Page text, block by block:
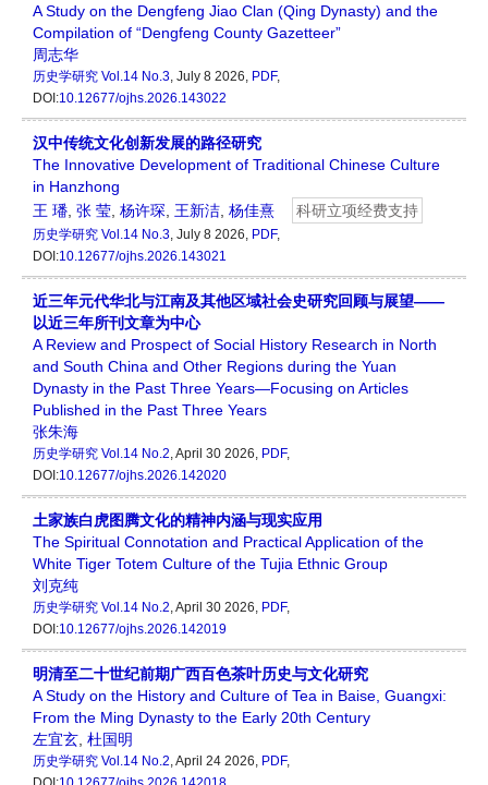
A Study on the Dengfeng Jiao Clan (Qing Dynasty) and the
Compilation of “Dengfeng County Gazetteer”
周志华
历史学研究 Vol.14 No.3, July 8 2026, PDF,
DOI:10.12677/ojhs.2026.143022
汉中传统文化创新发展的路径研究
The Innovative Development of Traditional Chinese Culture
in Hanzhong
王 璠 张 莹 杨许琛 王新洁 杨佳熹 科研立项经费支持
历史学研究 Vol.14 No.3, July 8 2026, PDF,
DOI:10.12677/ojhs.2026.143021
近三年元代华北与江南及其他区域社会史研究回顾与展望——
以近三年所刊文章为中心
A Review and Prospect of Social History Research in North
and South China and Other Regions during the Yuan
Dynasty in the Past Three Years—Focusing on Articles
Published in the Past Three Years
张朱海
历史学研究 Vol.14 No.2, April 30 2026, PDF,
DOI:10.12677/ojhs.2026.142020
土家族白虎图腾文化的精神内涵与现实应用
The Spiritual Connotation and Practical Application of the
White Tiger Totem Culture of the Tujia Ethnic Group
刘克纯
历史学研究 Vol.14 No.2, April 30 2026, PDF,
DOI:10.12677/ojhs.2026.142019
明清至二十世纪前期广西百色茶叶历史与文化研究
A Study on the History and Culture of Tea in Baise, Guangxi:
From the Ming Dynasty to the Early 20th Century
左宜玄 杜国明
历史学研究 Vol.14 No.2, April 24 2026, PDF,